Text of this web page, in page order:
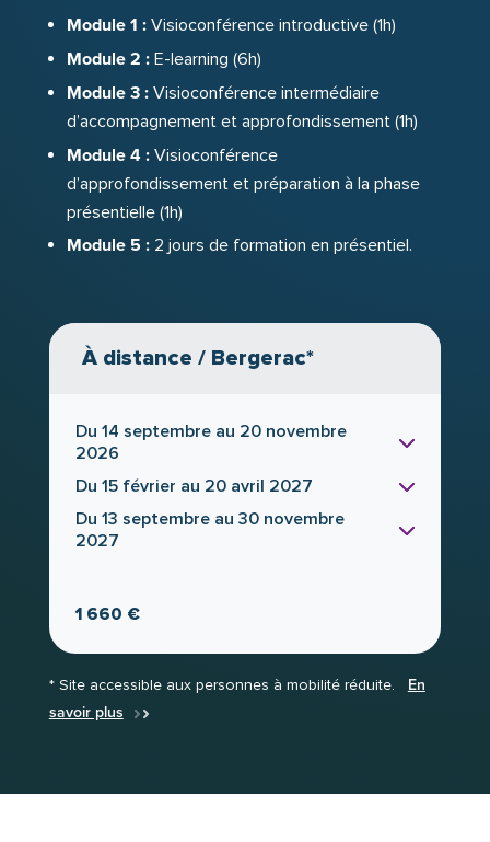
Évaluer les acquis et valoriser la
progression des apprenants
personnalisés.
Vous repartez avec des compétences solides
pour intervenir en tant que formateur en
management relationnel, capable de concevoir
développement d’un climat de travail plus
Module 1 :Visioconférence introductive (1h)
Module 2 :E-learning (6h)
Module 3 :Visioconférence intermédiaire
d’accompagnement et approfondissement (1h)
Module 4 :Visioconférence
d’approfondissement et préparation à la phase
présentielle (1h)
Module 5 :2 jours de formation en présentiel.
À distance / Bergerac*
Du 14 septembre au 20 novembre
2026
Du 15 février au 20 avril 2027
Du 13 septembre au 30 novembre
2027
1 660 €
* Site accessible aux personnes à mobilité réduite. En
savoir plus